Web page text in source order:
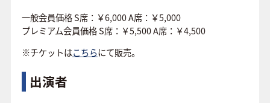
一般会員価格 S席：￥6,000 A席：￥5,000
プレミアム会員価格 S席：￥5,500 A席：￥4,500
※チケットはこちらにて販売。
出演者